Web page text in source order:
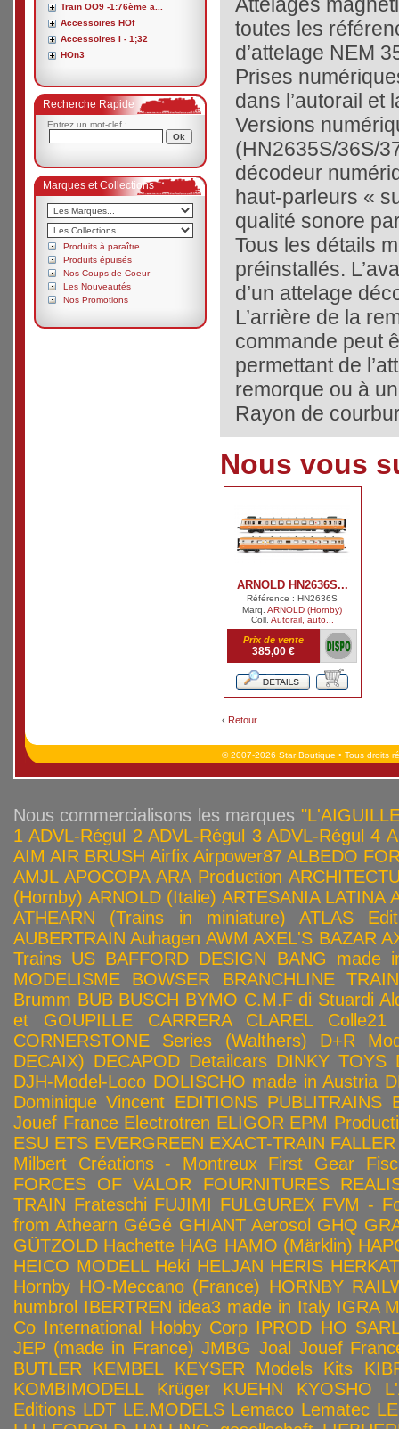
Train OO9 -1:76ème a...
Accessoires HOf
Accessoires I - 1;32
HOn3
Recherche Rapide
Entrez un mot-clef :
Marques et Collections
Produits à paraître
Produits épuisés
Nos Coups de Coeur
Les Nouveautés
Nos Promotions
toutes les
d’attelage NEM
Prises
dans l’autorail et
Versions
(HN2635S/36S/
décodeur
haut-parleurs «
qualité sonore
Tous les détails
préinstallés.
d’un attelage
L’arrière de la
commande peut
permettant de
remorque ou à
Rayon de
Nous vous
ARNOLD HN2636S...
Référence : HN2636S
Marq. ARNOLD (Hornby)
Coll. Autorail, auto...
Prix de vente
385,00 €
‹ Retour
© 2007-2026 Star Boutique • Tous droits
Nous commercialisons les marques
1 ADVL-Régul 2 ADVL-Régul 3 ADVL-Régul 4
AIM AIR BRUSH Airfix Airpower87 ALBEDO
AMJL APOCOPA ARA Production
(Hornby) ARNOLD (Italie) ARTESANIA LATINA
ATHEARN (Trains in miniature)
ATLAS
AUBERTRAIN Auhagen AWM AXEL'S BAZAR
Trains US BAFFORD DESIGN
BANG made
MODELISME
BOWSER
BRANCHLINE
Brumm BUB BUSCH BYMO C.M.F di Stuardi
et GOUPILLE
CARRERA CLAREL
Colle21
CORNERSTONE Series (Walthers)
D+R
DECAIX) DECAPOD Detailcars DINKY TOYS
DJH-Model-Loco DOLISCHO made in Austria
Dominique Vincent EDITIONS PUBLITRAINS
Jouef France Electrotren ELIGOR EPM
ESU ETS EVERGREEN EXACT-TRAIN FALLER
Milbert Créations - Montreux First Gear
FORCES OF VALOR
FOURNITURES
TRAIN Frateschi FUJIMI FULGUREX FVM -
from Athearn GéGé GHIANT Aerosol GHQ
GÜTZOLD Hachette HAG HAMO (Märklin)
HEICO MODELL Heki HELJAN HERIS HERKAT
Hornby HO-Meccano (France) HORNBY
humbrol IBERTREN idea3 made in Italy IGRA
Co International Hobby Corp IPROD HO
JEP (made in France) JMBG Joal Jouef
BUTLER
KEMBEL KEYSER Models Kits
KOMBIMODELL
Krüger KUEHN KYOSHO
Editions LDT LE.MODELS Lemaco Lematec